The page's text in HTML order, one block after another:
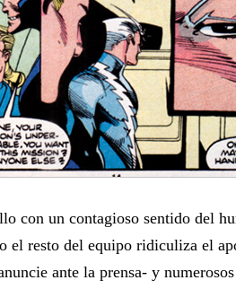
con un contagioso sentido del
el resto del equipo ridiculiza el
ante la prensa- y